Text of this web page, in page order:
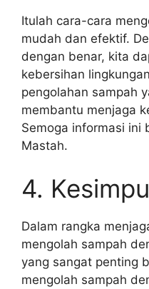
Itulah cara-cara
mudah dan efektif.
dengan benar, kita
kebersihan
pengolahan sampah
membantu menjaga
Semoga informasi ini
Mastah.
4.
Dalam rangka
mengolah sampah
yang sangat penting
mengolah sampah